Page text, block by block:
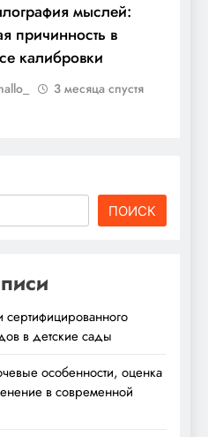
мыслей:
причинность в
калибровки
3 месяца спустя
ПОИСК
сертифицированного
в детские сады
особенности, оценка
в современной